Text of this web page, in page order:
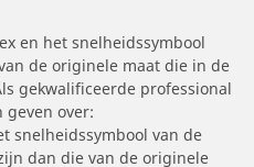
en het snelheidssymbool
de originele maat die in de
gekwalificeerde professional
geven over:
snelheidssymbool van de
dan die van de originele